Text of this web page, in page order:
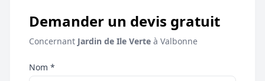
Demander un devis gratuit
Concernant Jardin de Ile Verte à Valbonne
Nom *